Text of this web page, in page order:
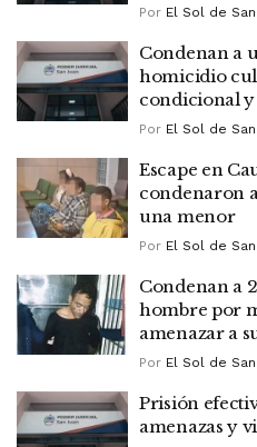
Por El Sol de
Condenan a
homicidio
condicional
Por El Sol de
Escape en
condenaron
una menor
Por El Sol de
Condenan a
hombre por
amenazar a
Por El Sol de
Prisión
amenazas y